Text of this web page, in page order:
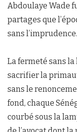
Abdoulaye Wade
partages que
sans l’imprudence.
La fermeté sans
sacrifier la
sans le
fond, chaque
courbé sous la